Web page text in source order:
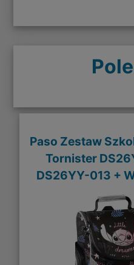
Paso Zestaw
Tornister
DS26YY-013 +